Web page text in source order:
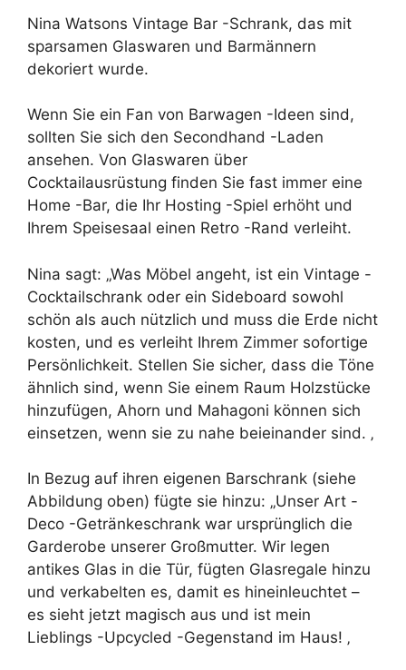
Nina Watsons Vintage Bar -Schrank, das mit
sparsamen Glaswaren und Barmännern
dekoriert wurde.
Wenn Sie ein Fan von Barwagen -Ideen sind,
sollten Sie sich den Secondhand -Laden
ansehen. Von Glaswaren über
Cocktailausrüstung finden Sie fast immer eine
Home -Bar, die Ihr Hosting -Spiel erhöht und
Ihrem Speisesaal einen Retro -Rand verleiht.
Nina sagt: „Was Möbel angeht, ist ein Vintage -
Cocktailschrank oder ein Sideboard sowohl
schön als auch nützlich und muss die Erde nicht
kosten, und es verleiht Ihrem Zimmer sofortige
Persönlichkeit. Stellen Sie sicher, dass die Töne
ähnlich sind, wenn Sie einem Raum Holzstücke
hinzufügen, Ahorn und Mahagoni können sich
einsetzen, wenn sie zu nahe beieinander sind. ‚
In Bezug auf ihren eigenen Barschrank (siehe
Abbildung oben) fügte sie hinzu: „Unser Art -
Deco -Getränkeschrank war ursprünglich die
Garderobe unserer Großmutter. Wir legen
antikes Glas in die Tür, fügten Glasregale hinzu
und verkabelten es, damit es hineinleuchtet –
es sieht jetzt magisch aus und ist mein
Lieblings -Upcycled -Gegenstand im Haus! ‚